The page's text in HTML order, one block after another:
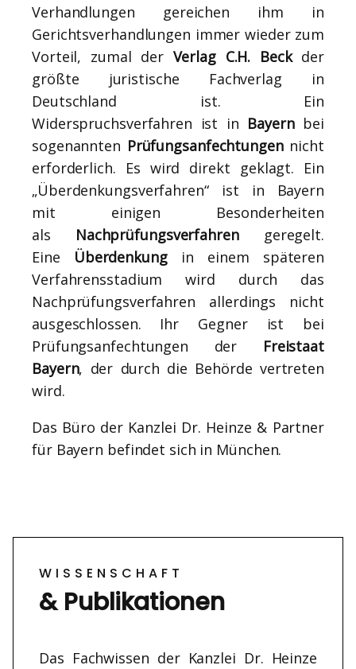
Verhandlungen gereichen ihm in
Gerichtsverhandlungen immer wieder zum
Vorteil, zumal der Verlag C.H. Beckder
größte juristische Fachverlag in
Deutschland ist. Ein
Widerspruchsverfahren ist in Bayernbei
sogenannten Prüfungsanfechtungennicht
erforderlich. Es wird direkt geklagt. Ein
„Überdenkungsverfahren“ ist in Bayern
mit einigen Besonderheiten
als Nachprüfungsverfahrengeregelt.
Eine Überdenkungin einem späteren
Verfahrensstadium wird durch das
Nachprüfungsverfahren allerdings nicht
ausgeschlossen. Ihr Gegner ist bei
Prüfungsanfechtungen der Freistaat
Bayern, der durch die Behörde vertreten
wird.
Das Büro der Kanzlei Dr. Heinze & Partner
für Bayern befindet sich in München.
WISSENSCHAFT
& Publikationen
Das Fachwissen der Kanzlei Dr. Heinze